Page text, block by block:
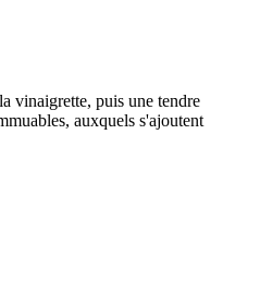
vinaigrette, puis une tendre
auxquels s'ajoutent